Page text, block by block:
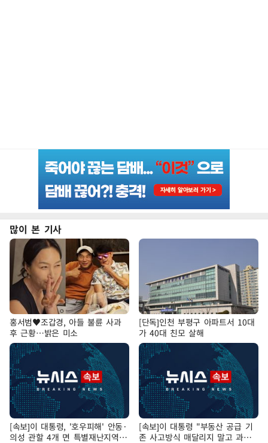
많이 본 기사
홍서범♥조갑경, 아들 불륜 사과
후 근황…밝은 미소
[단독]인천 부평구 아파트서 10대
가 40대 친모 살해
[속보]이 대통령, '호우피해' 안동·
의성 관할 4개 면 특별재난지역
[속보]이 대통령 "부동산 공급 기
존 사고방식 매달리지 말고 과감